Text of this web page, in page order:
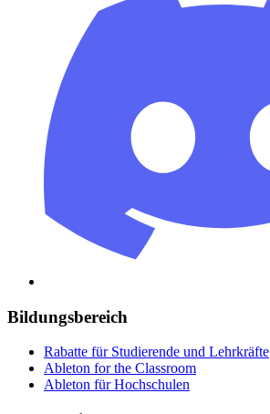
Bildungsbereich
Rabatte für Studierende und Lehrkräfte
Ableton for the Classroom
Ableton für Hochschulen